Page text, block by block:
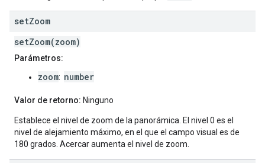
setZoom
setZoom(zoom)
Parámetros:
zoom: number
Valor de retorno: Ninguno
Establece el nivel de zoom de la panorámica. El nivel 0 es el
nivel de alejamiento máximo, en el que el campo visual es de
180 grados. Acercar aumenta el nivel de zoom.